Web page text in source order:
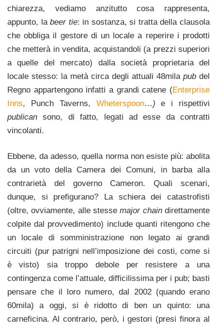
chiarezza, vediamo anzitutto cosa rappresenta,
appunto, labeer tie: in sostanza, si tratta della clausola
che obbliga il gestore di un locale a reperire i prodotti
che metterà in vendita, acquistandoli (a prezzi superiori
a quelle del mercato) dalla società proprietaria del
locale stesso: la metà circa degli attuali 48mila pub del
Regno appartengono infatti a grandi catene (Enterprise
Inns, Punch Taverns, Wheterspoon…) e i rispettivi
publican sono, di fatto, legati ad esse da contratti
vincolanti.
Ebbene, da adesso, quella norma non esiste più: abolita
da un voto della Camera dei Comuni, in barba alla
contrarietà del governo Cameron. Quali scenari,
dunque, si prefigurano? La schiera dei catastrofisti
(oltre, ovviamente, alle stessemajor chaindirettamente
colpite dal provvedimento) include quanti ritengono che
un locale di somministrazione non legato ai grandi
circuiti (pur patrigni nell’imposizione dei costi, come si
è visto) sia troppo debole per resistere a una
contingenza come l’attuale, difficilissima per i pub; basti
pensare che il loro numero, dal 2002 (quando erano
60mila) a oggi, si è ridotto di ben un quinto: una
carneficina. Al contrario, però, i gestori (presi finora al